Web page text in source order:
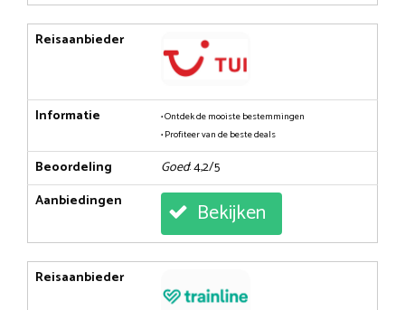
Reisaanbieder
Informatie
• Ontdek de mooiste bestemmingen
• Profiteer van de beste deals
Beoordeling Goed: 4,2/5
Aanbiedingen
Bekijken
Reisaanbieder